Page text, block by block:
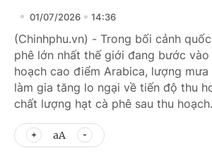
01/07/2026 14:36
(Chinhphu.vn) - Trong bối cảnh
phê lớn nhất thế giới đang bước
hoạch cao điểm Arabica, lượng
làm gia tăng lo ngại về tiến độ thu
chất lượng hạt cà phê sau thu hoạch.
aA